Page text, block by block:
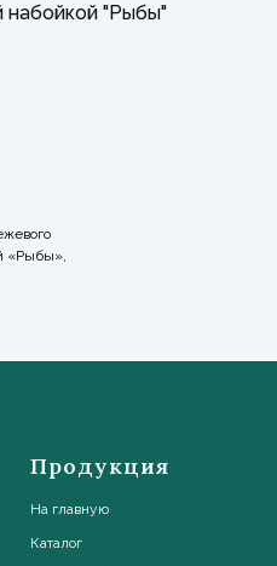
набойкой "Рыбы"
«Рыбы»,
Продукция
На главную
Каталог